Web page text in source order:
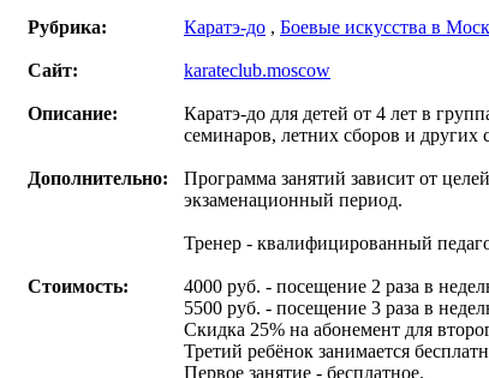
Рубрика:
Каратэ-до , Боевые искусства в
Сайт: karateclub.moscow
Описание:
Каратэ-до для детей от 4 лет в
семинаров, летних сборов и других
Дополнительно:
Программа занятий зависит от
экзаменационный период.
Тренер - квалифицированный
Стоимость:
4000 руб. - посещение 2 раза в
5500 руб. - посещение 3 раза в
Скидка 25% на абонемент для
Третий ребёнок занимается
Первое занятие - бесплатное.